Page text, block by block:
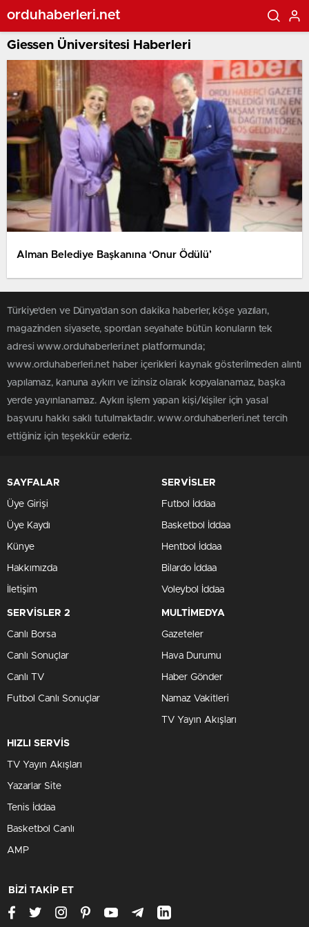
orduhaberleri.net
Giessen Üniversitesi Haberleri
Alman Belediye Başkanına ‘Onur Ödülü’
Türkiye'den ve Dünya’dan son dakika haberler, köşe yazıları,
magazinden siyasete, spordan seyahate bütün konuların tek
adresi www.orduhaberleri.net platformunda;
www.orduhaberleri.net haber içerikleri kaynak gösterilmeden alıntı
yapılamaz, kanuna aykırı ve izinsiz olarak kopyalanamaz, başka
yerde yayınlanamaz. Aykırı işlem yapan kişi/kişiler için yasal
başvuru hakkı saklı tutulmaktadır. www.orduhaberleri.net tercih
ettiğiniz için teşekkür ederiz.
SAYFALAR
Üye Girişi
Üye Kaydı
Künye
Hakkımızda
İletişim
SERVİSLER
Futbol İddaa
Basketbol İddaa
Hentbol İddaa
Bilardo İddaa
Voleybol İddaa
SERVİSLER 2
Canlı Borsa
Canlı Sonuçlar
Canlı TV
Futbol Canlı Sonuçlar
MULTİMEDYA
Gazeteler
Hava Durumu
Haber Gönder
Namaz Vakitleri
TV Yayın Akışları
HIZLI SERVİS
TV Yayın Akışları
Yazarlar Site
Tenis İddaa
Basketbol Canlı
AMP
BİZİ TAKİP ET